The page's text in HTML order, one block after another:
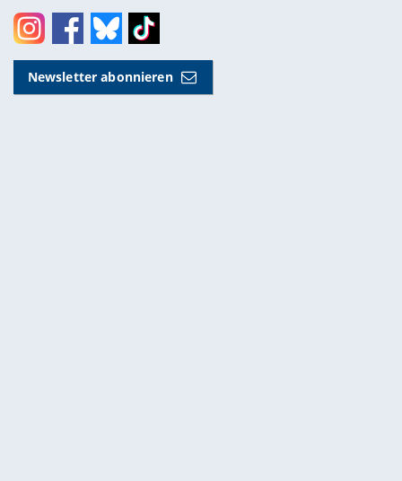
InstagramFacebookBlueskyToktok
Newsletter abonnieren